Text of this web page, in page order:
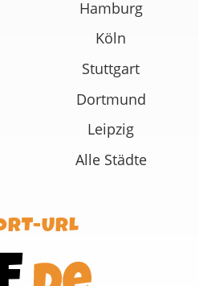
Hamburg
Köln
Stuttgart
Dortmund
Leipzig
Alle Städte
URL